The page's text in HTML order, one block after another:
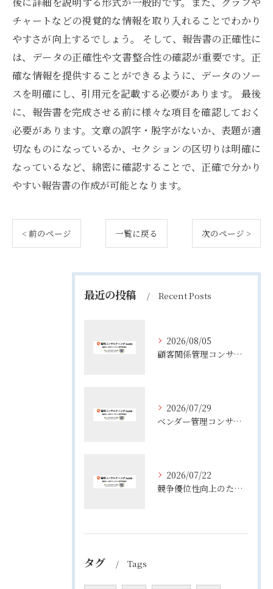
チャートなどの視覚的な情報を取り入れることでわかり
やすさが向上するでしょう。 そして、報告書の正確性に
は、データの正確性や文書整合性の確認が重要です。正
確な情報を提供することができるように、データのソー
スを明確にし、引用元を記載する必要があります。 最後
に、報告書を完成させる前に様々な項目を確認しておく
必要があります。文章の誤字・脱字がないか、表題が適
切なものになっているか、セクションの区切りは明確に
なっているなど、綿密に確認することで、正確で分かり
やすい報告書の作成が可能となります。
< 前のページ 一覧に戻る 次のページ >
最近の投稿 Recent Posts
2026/08/05
顧客関係管理コンサルティングの実態とコンサルが担う役割や年収のリアル
2026/07/29
ベンダー管理コンサルティングで実務が変わる役割整理と失敗しない進め方
2026/07/22
競争優位性向上のためのコンサル活用術と企業成長を実現する実践ポイント
タグ Tags